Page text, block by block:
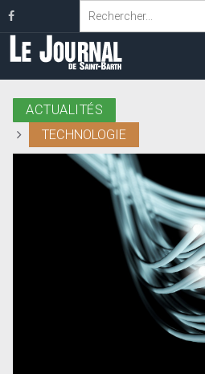
ACTUALITÉS
TECHNOLOGIE